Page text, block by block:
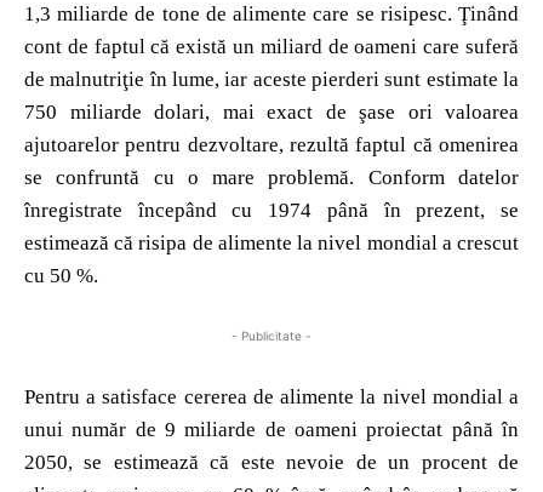
1,3 miliarde de tone de alimente care se risipesc. Ţinând
cont de faptul că există un miliard de oameni care suferă
de malnutriţie în lume, iar aceste pierderi sunt estimate la
750 miliarde dolari, mai exact de şase ori valoarea
ajutoarelor pentru dezvoltare, rezultă faptul că omenirea
se confruntă cu o mare problemă. Conform datelor
înregistrate începând cu 1974 până în prezent, se
estimează că risipa de alimente la nivel mondial a crescut
cu 50 %.
- Publicitate -
Pentru a satisface cererea de alimente la nivel mondial a
unui număr de 9 miliarde de oameni proiectat până în
2050, se estimează că este nevoie de un procent de